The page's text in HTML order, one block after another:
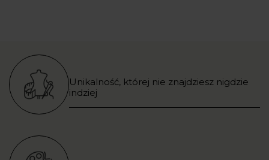
Unikalność, której nie znajdziesz nigdzie
indziej